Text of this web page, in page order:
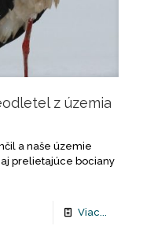
z územia
a naše územie
prelietajú­ce bociany
Viac...